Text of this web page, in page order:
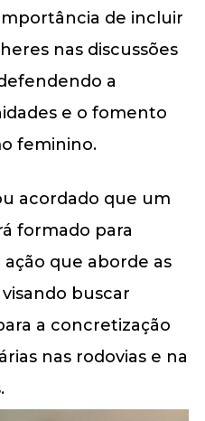
de incluir
nas discussões
a
e o fomento
feminino.
acordado que um
formado para
que aborde as
buscar
a concretização
nas rodovias e na